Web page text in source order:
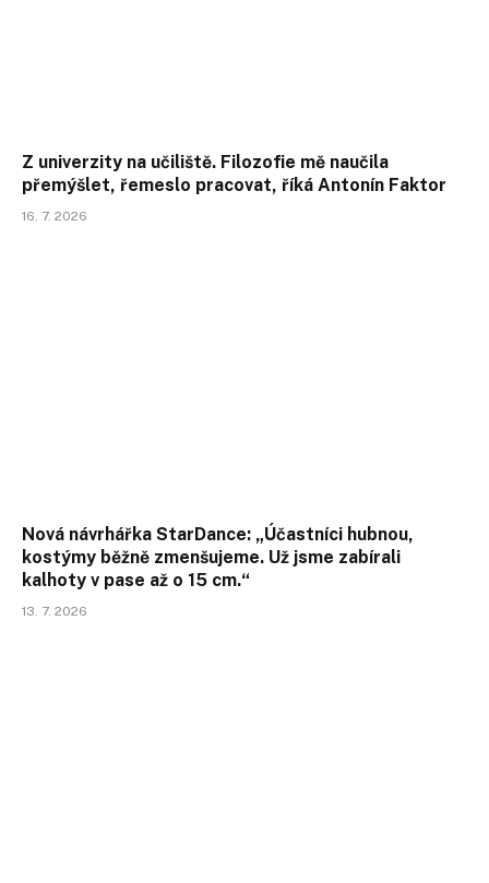
Z univerzity na učiliště. Filozofie mě naučila
přemýšlet, řemeslo pracovat, říká Antonín Faktor
16. 7. 2026
Nová návrhářka StarDance: „Účastníci hubnou,
kostýmy běžně zmenšujeme. Už jsme zabírali
kalhoty v pase až o 15 cm.“
13. 7. 2026